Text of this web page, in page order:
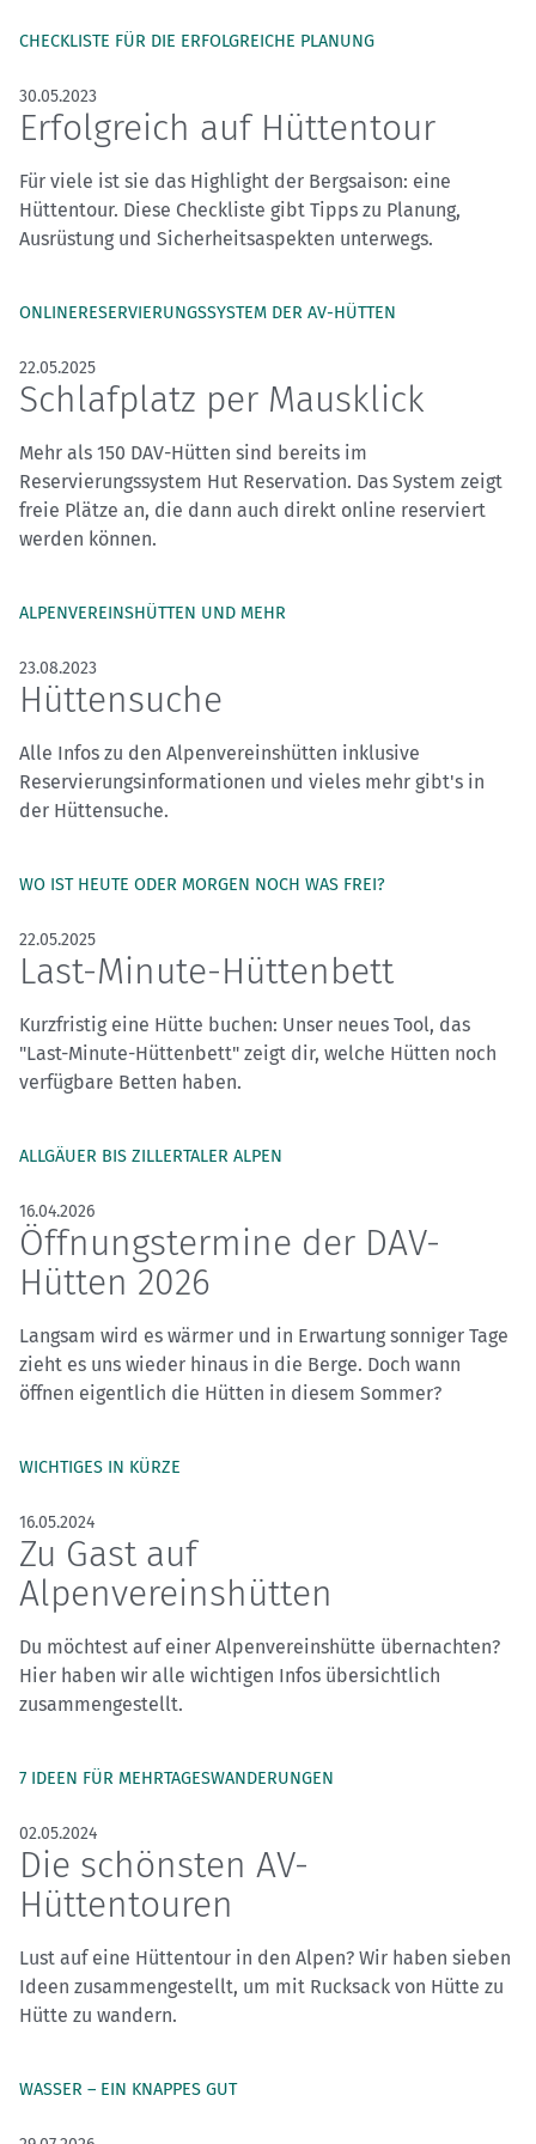
CHECKLISTE FÜR DIE ERFOLGREICHE PLANUNG
30.05.2023
Erfolgreich auf Hüttentour
Für viele ist sie das Highlight der Bergsaison: eine
Hüttentour. Diese Checkliste gibt Tipps zu Planung,
Ausrüstung und Sicherheitsaspekten unterwegs.
ONLINERESERVIERUNGSSYSTEM DER AV-HÜTTEN
22.05.2025
Schlafplatz per Mausklick
Mehr als 150 DAV-Hütten sind bereits im
Reservierungssystem Hut Reservation. Das System zeigt
freie Plätze an, die dann auch direkt online reserviert
werden können.
ALPENVEREINSHÜTTEN UND MEHR
23.08.2023
Hüttensuche
Alle Infos zu den Alpenvereinshütten inklusive
Reservierungsinformationen und vieles mehr gibt's in
der Hüttensuche.
WO IST HEUTE ODER MORGEN NOCH WAS FREI?
22.05.2025
Last-Minute-Hüttenbett
Kurzfristig eine Hütte buchen: Unser neues Tool, das
"Last-Minute-Hüttenbett" zeigt dir, welche Hütten noch
verfügbare Betten haben.
ALLGÄUER BIS ZILLERTALER ALPEN
16.04.2026
Öffnungstermine der DAV-
Hütten 2026
Langsam wird es wärmer und in Erwartung sonniger Tage
zieht es uns wieder hinaus in die Berge. Doch wann
öffnen eigentlich die Hütten in diesem Sommer?
WICHTIGES IN KÜRZE
16.05.2024
Zu Gast auf
Alpenvereinshütten
Du möchtest auf einer Alpenvereinshütte übernachten?
Hier haben wir alle wichtigen Infos übersichtlich
zusammengestellt.
7 IDEEN FÜR MEHRTAGESWANDERUNGEN
02.05.2024
Die schönsten AV-
Hüttentouren
Lust auf eine Hüttentour in den Alpen? Wir haben sieben
Ideen zusammengestellt, um mit Rucksack von Hütte zu
Hütte zu wandern.
WASSER – EIN KNAPPES GUT